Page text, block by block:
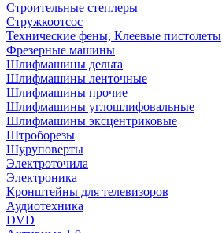
Строительные степлеры
Стружкоотсос
Технические фены, Клеевые пистолеты
Фрезерные машины
Шлифмашины дельта
Шлифмашины ленточные
Шлифмашины прочие
Шлифмашины углошлифовальные
Шлифмашины эксцентриковые
Штроборезы
Шуруповерты
Электроточила
Электроника
Кронштейны для телевизоров
Аудиотехника
DVD